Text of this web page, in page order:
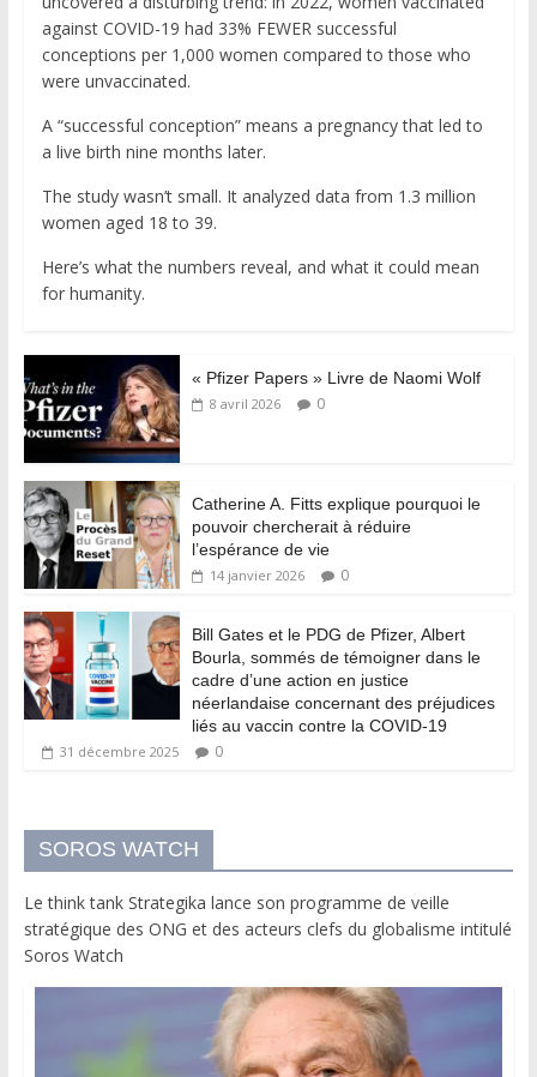
against COVID-19 had 33% FEWER successful
conceptions per 1,000 women compared to those who
were unvaccinated.
A “successful conception” means a pregnancy that led to
a live birth nine months later.
The study wasn’t small. It analyzed data from 1.3 million
women aged 18 to 39.
Here’s what the numbers reveal, and what it could mean
for humanity.
« Pfizer Papers » Livre de Naomi Wolf
8 avril 2026 0
Catherine A. Fitts explique pourquoi le
pouvoir chercherait à réduire
l’espérance de vie
14 janvier 2026 0
Bill Gates et le PDG de Pfizer, Albert
Bourla, sommés de témoigner dans le
cadre d’une action en justice
néerlandaise concernant des préjudices
liés au vaccin contre la COVID-19
31 décembre 2025 0
SOROS WATCH
Le think tank Strategika lance son programme de veille
stratégique des ONG et des acteurs clefs du globalisme intitulé
Soros Watch